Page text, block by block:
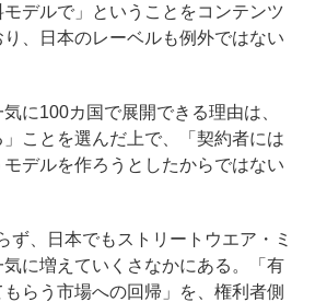
デルで」ということをコンテンツ
、日本のレーベルも例外ではない
に100カ国で展開できる理由は、
」ことを選んだ上で、「契約者には
デルを作ろうとしたからではない
、日本でもストリートウエア・ミ
気に増えていくさなかにある。「有
らう市場への回帰」を、権利者側